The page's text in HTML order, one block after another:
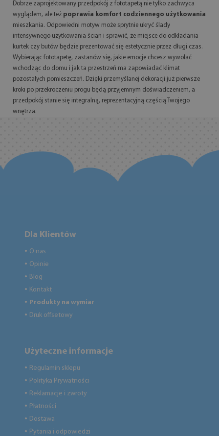
Dobrze zaprojektowany przedpokój z fototapetą nie tylko zachwyca
wyglądem, ale też poprawia komfort codziennego użytkowania
mieszkania. Odpowiedni motyw może sprytnie ukryć ślady
intensywnego użytkowania ścian i sprawić, że miejsce do odkładania
kurtek czy butów będzie prezentować się estetycznie przez długi czas.
Wybierając fototapetę, zastanów się, jakie emocje chcesz wywołać
wchodząc do domu i jak ta przestrzeń ma zapowiadać klimat
pozostałych pomieszczeń. Dzięki przemyślanej dekoracji już pierwsze
kroki po przekroczeniu progu będą przyjemnym doświadczeniem, a
przedpokój stanie się integralną, reprezentacyjną częścią Twojego
wnętrza.
Dla Klientów
● O nas
● Opinie
● Blog
● Kontakt
● Produkty na wymiar
● Druk offsetowy
Użyteczne informacje
● Regulamin sklepu
● Polityka Prywatności
● Reklamacje i zwroty
● Płatności
● Dostawa
● Pytania i odpowiedzi